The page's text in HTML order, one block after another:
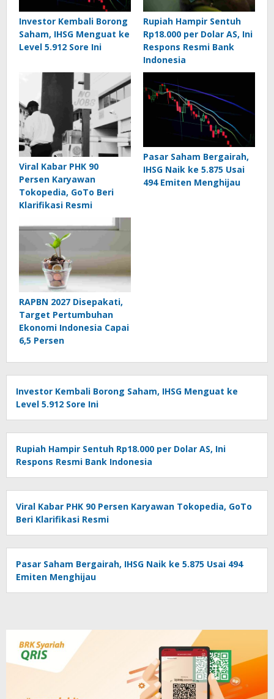
Investor Kembali Borong
Saham, IHSG Menguat ke
Level 5.912 Sore Ini
Rupiah Hampir Sentuh
Rp18.000 per Dolar AS, Ini
Respons Resmi Bank
Indonesia
Viral Kabar PHK 90
Persen Karyawan
Tokopedia, GoTo Beri
Klarifikasi Resmi
Pasar Saham Bergairah,
IHSG Naik ke 5.875 Usai
494 Emiten Menghijau
RAPBN 2027 Disepakati,
Target Pertumbuhan
Ekonomi Indonesia Capai
6,5 Persen
Investor Kembali Borong Saham, IHSG Menguat ke
Level 5.912 Sore Ini
Rupiah Hampir Sentuh Rp18.000 per Dolar AS, Ini
Respons Resmi Bank Indonesia
Viral Kabar PHK 90 Persen Karyawan Tokopedia, GoTo
Beri Klarifikasi Resmi
Pasar Saham Bergairah, IHSG Naik ke 5.875 Usai 494
Emiten Menghijau